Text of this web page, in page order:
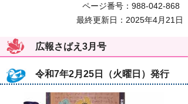
ページ番号：988-042-868
最終更新日：2025年4月21日
広報さばえ3月号
令和7年2月25日（火曜日）発行